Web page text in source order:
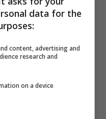
in detrazione;
in alternativa
data for the
content, advertising and
research and
on a device